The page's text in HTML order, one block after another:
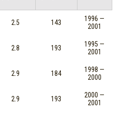
2.5 143
1996 —
2001
2.8 193
1995 —
2001
2.9 184
1998 —
2000
2.9 193
2000 —
2001